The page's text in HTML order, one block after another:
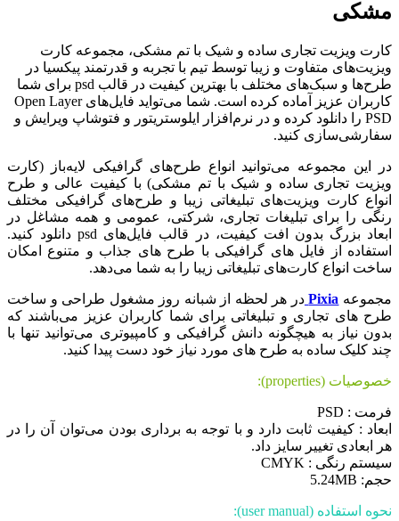
مشکی
کارت ویزیت تجاری ساده و شیک با تم مشکی، مجموعه کارت
ویزیت‌های متفاوت و زیبا توسط تیم با تجربه و قدرتمند پیکسیا در
طرح‌ها و سبک‌های مختلف با بهترین کیفیت در قالب psd برای شما
کاربران عزیز آماده کرده است. شما می‌تواید فایل‌های Open Layer
PSD را دانلود کرده و در نرم‌افزار ایلوستریتور و فتوشاپ ویرایش و
سفارشی‌سازی کنید.
در این مجموعه می‌توانید انواع طرح‌های گرافیکی لایه‌باز (کارت
ویزیت تجاری ساده و شیک با تم مشکی) با کیفیت عالی و طرح
انواع کارت ویزیت‌های تبلیغاتی زیبا و طرح‌های گرافیکی مختلف
رنگی را برای تبلیغات تجاری، شرکتی، عمومی و همه مشاغل در
ابعاد بزرگ بدون افت کیفیت، در قالب فایل‌های psd دانلود کنید.
استفاده از فایل های گرافیکی با طرح های جذاب و متنوع امکان
ساخت انواع کارت‌های تبلیغاتی زیبا را به شما می‌دهد.
مجموعه Pixia در هر لحظه از شبانه روز مشغول طراحی و ساخت
طرح های تجاری و تبلیغاتی برای شما کاربران عزیز می‌باشند که
بدون نیاز به هیچگونه دانش گرافیکی و کامپیوتری می‌توانید تنها با
چند کلیک ساده به طرح های مورد نیاز خود دست پیدا کنید.
خصوصیات (properties):
فرمت : PSD
ابعاد : کیفیت ثابت دارد و با توجه به برداری بودن می‌توان آن را در
هر ابعادی تغییر سایز داد.
سیستم رنگی : CMYK
حجم: 5.24MB
نحوه استفاده (user manual):